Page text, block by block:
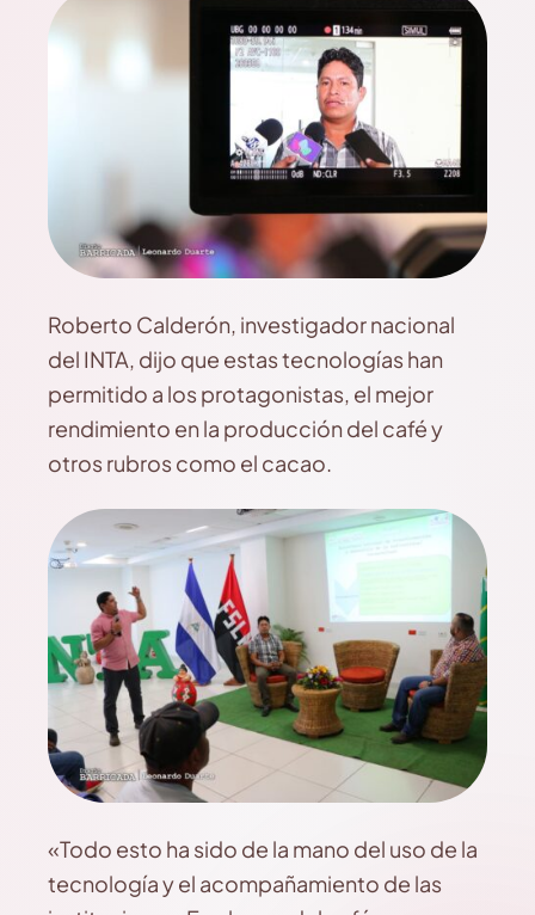
Roberto Calderón, investigador nacional
del INTA, dijo que estas tecnologías han
permitido a los protagonistas, el mejor
rendimiento en la producción del café y
otros rubros como el cacao.
«Todo esto ha sido de la mano del uso de la
tecnología y el acompañamiento de las